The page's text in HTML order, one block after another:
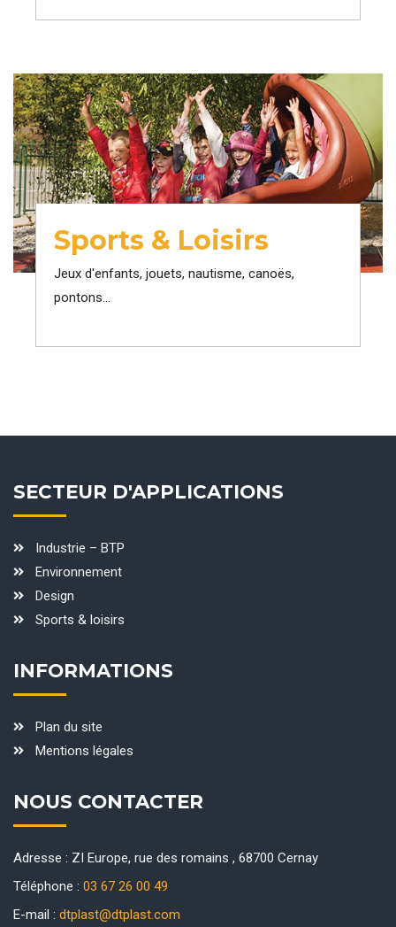
Sports & Loisirs
Jeux d'enfants, jouets, nautisme, canoës,
pontons...
SECTEUR D'APPLICATIONS
Industrie – BTP
Environnement
Design
Sports & loisirs
INFORMATIONS
Plan du site
Mentions légales
NOUS CONTACTER
Adresse : ZI Europe, rue des romains , 68700 Cernay
Téléphone : 03 67 26 00 49
E-mail : dtplast@dtplast.com